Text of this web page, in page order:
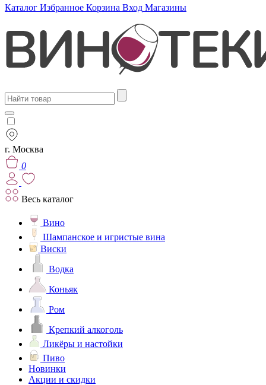
Каталог Избранное Корзина Вход Магазины
г. Москва
0
Весь каталог
Вино
Шампанское и игристые вина
Виски
Водка
Коньяк
Ром
Крепкий алкоголь
Ликёры и настойки
Пиво
Новинки
Акции и скидки